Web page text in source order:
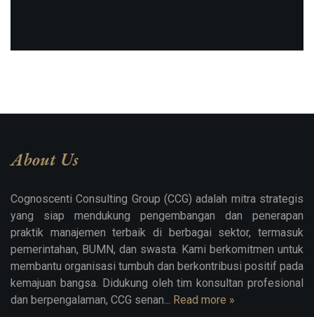
About Us
Cognoscenti Consulting Group (CCG) adalah mitra strategis
yang siap mendukung pengembangan dan penerapan
praktik manajemen terbaik di berbagai sektor, termasuk
pemerintahan, BUMN, dan swasta. Kami berkomitmen untuk
membantu organisasi tumbuh dan berkontribusi positif pada
kemajuan bangsa. Didukung oleh tim konsultan profesional
dan berpengalaman, CCG senan... Read more »